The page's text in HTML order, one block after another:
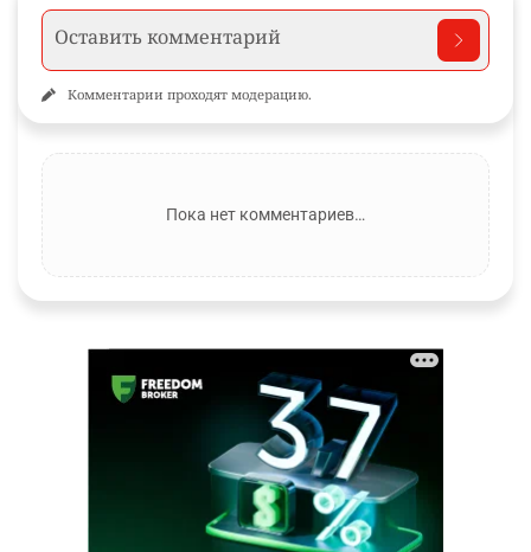
Комментарии проходят модерацию.
Пока нет комментариев…